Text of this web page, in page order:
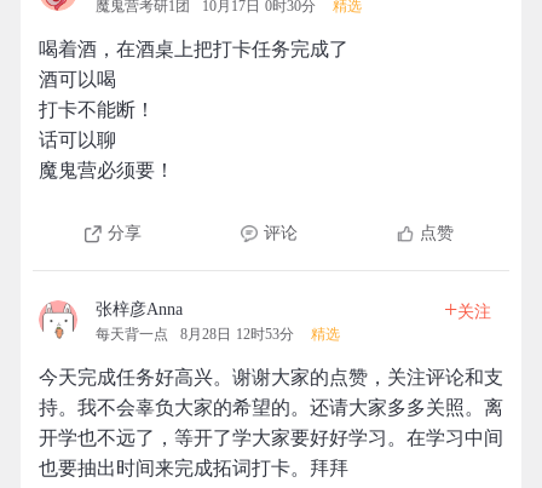
魔鬼营考研1团 10月17日 0时30分 精选
喝着酒，在酒桌上把打卡任务完成了
酒可以喝
打卡不能断！
话可以聊
魔鬼营必须要！
分享 评论 点赞
张梓彦Anna
每天背一点 8月28日 12时53分 精选
+关注
今天完成任务好高兴。谢谢大家的点赞，关注评论和支
持。我不会辜负大家的希望的。还请大家多多关照。离
开学也不远了，等开了学大家要好好学习。在学习中间
也要抽出时间来完成拓词打卡。拜拜